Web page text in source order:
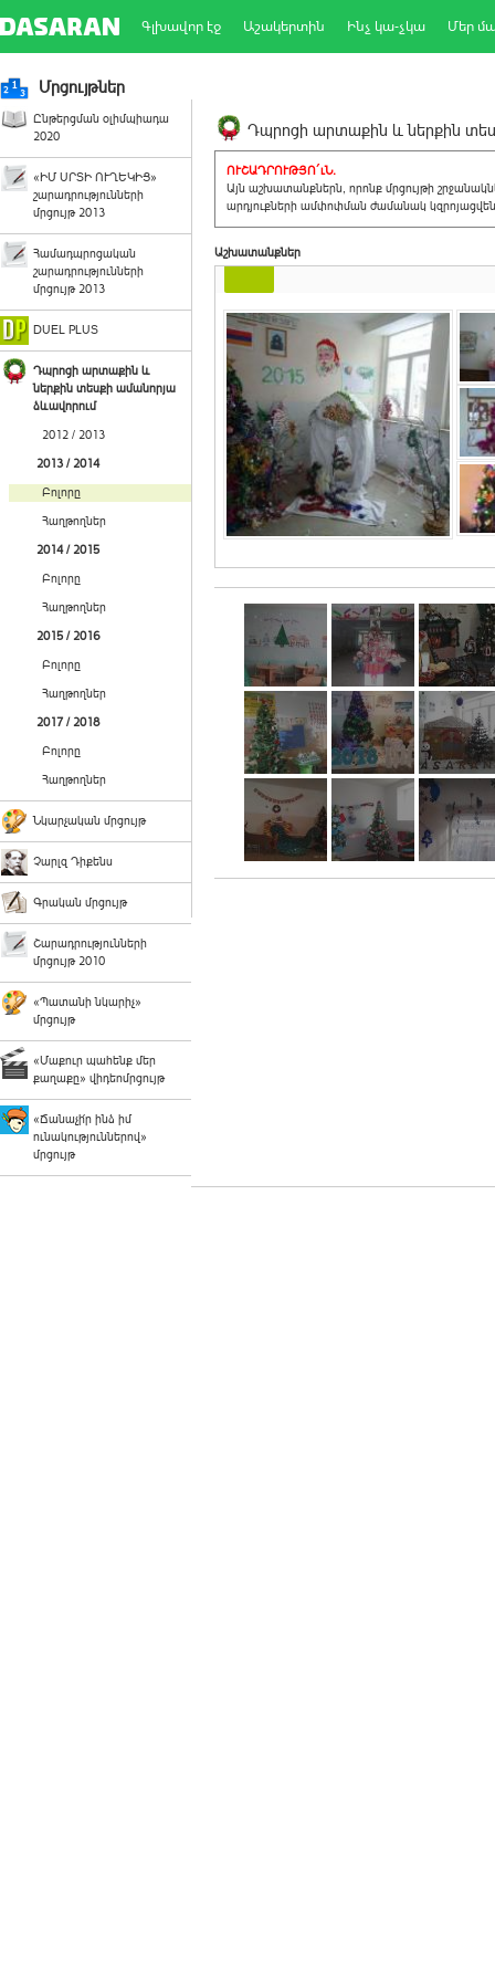
Գլխավոր էջ Աշակերտին Ինչ կա-չկա Մեր
Մրցույթներ
Ընթերցման օլիմպիադա
2020
«ԻՄ ՍՐՏԻ ՈՒՂԵԿԻՑ»
շարադրությունների
մրցույթ 2013
Համադպրոցական
շարադրությունների
մրցույթ 2013
DUEL PLUS
Դպրոցի արտաքին և
ներքին տեսքի ամանորյա
ձևավորում
2012 / 2013
2013 / 2014
Բոլորը
Հաղթողներ
2014 / 2015
Բոլորը
Հաղթողներ
2015 / 2016
Բոլորը
Հաղթողներ
2017 / 2018
Բոլորը
Հաղթողներ
Նկարչական մրցույթ
Չարլզ Դիքենս
Գրական մրցույթ
Շարադրությունների
մրցույթ 2010
«Պատանի նկարիչ»
մրցույթ
«Մաքուր պահենք մեր
քաղաքը» վիդեոմրցույթ
«Ճանաչի՛ր ինձ իմ
ունակություններով»
մրցույթ
Դպրոցի արտաքին և ներքին
ՈՒՇԱԴՐՈՒԹՅՈ´ւՆ.
Այն աշխատանքներն, որոնք մրցույթի
արդյուքների ամփոփման ժամանակ
Աշխատանքներ